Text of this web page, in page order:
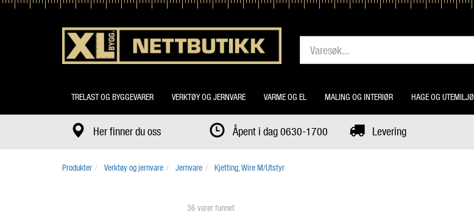
TRELAST OG BYGGEVARER VERKTØY OG JERNVARE VARME OG EL MALING OG INTERIØR HAGE OG UTEMILJØ
Her finner du oss Åpent i dag 0630-1700 Levering
Produkter Verktøy og jernvare Jernvare Kjetting, Wire M/Utstyr
36 varer funnet